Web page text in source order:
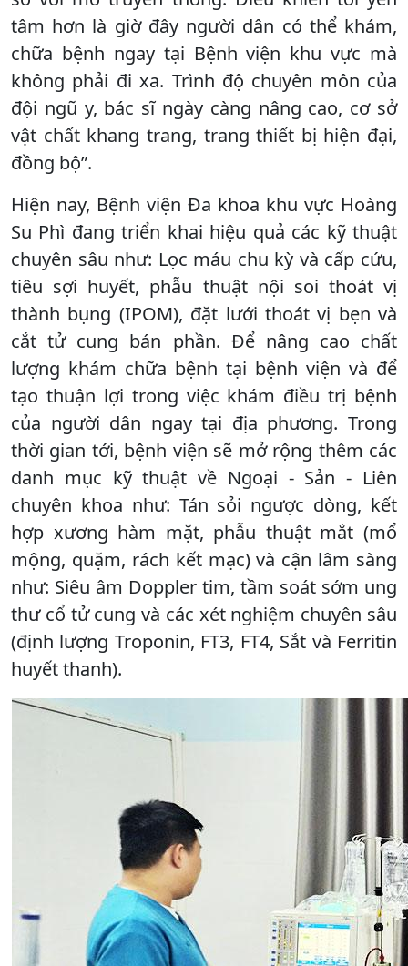
tâm hơn là giờ đây người dân có thể khám,
chữa bệnh ngay tại Bệnh viện khu vực mà
không phải đi xa. Trình độ chuyên môn của
đội ngũ y, bác sĩ ngày càng nâng cao, cơ sở
vật chất khang trang, trang thiết bị hiện đại,
đồng bộ”.
Hiện nay, Bệnh viện Đa khoa khu vực Hoàng
Su Phì đang triển khai hiệu quả các kỹ thuật
chuyên sâu như: Lọc máu chu kỳ và cấp cứu,
tiêu sợi huyết, phẫu thuật nội soi thoát vị
thành bụng (IPOM), đặt lưới thoát vị bẹn và
cắt tử cung bán phần. Để nâng cao chất
lượng khám chữa bệnh tại bệnh viện và để
tạo thuận lợi trong việc khám điều trị bệnh
của người dân ngay tại địa phương. Trong
thời gian tới, bệnh viện sẽ mở rộng thêm các
danh mục kỹ thuật về Ngoại - Sản - Liên
chuyên khoa như: Tán sỏi ngược dòng, kết
hợp xương hàm mặt, phẫu thuật mắt (mổ
mộng, quặm, rách kết mạc) và cận lâm sàng
như: Siêu âm Doppler tim, tầm soát sớm ung
thư cổ tử cung và các xét nghiệm chuyên sâu
(định lượng Troponin, FT3, FT4, Sắt và Ferritin
huyết thanh).